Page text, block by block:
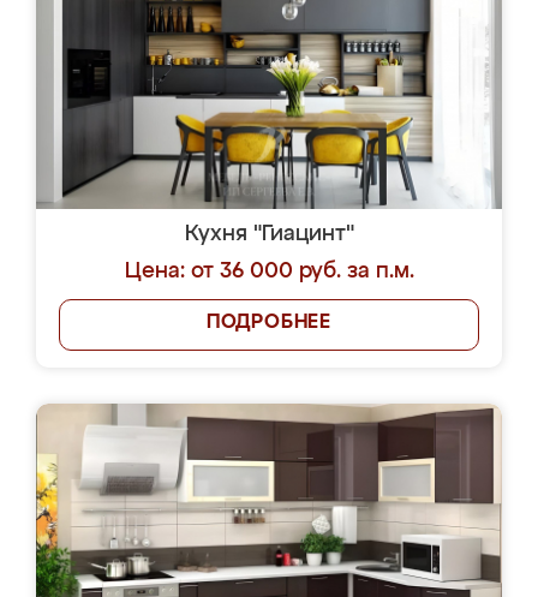
Кухня "Гиацинт"
Цена: от 36 000 руб. за п.м.
ПОДРОБНЕЕ